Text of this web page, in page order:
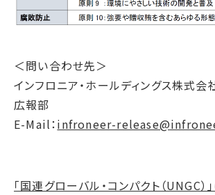
＜問い合わせ先＞
インフロニア・ホールディングス株式会
広報部
E-Mail：infroneer-
「国連グローバル・コンパクト（UNGC）